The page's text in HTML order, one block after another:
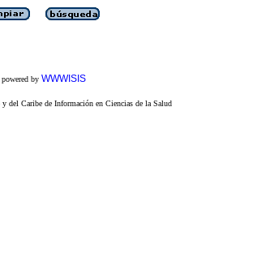
powered by WWWISIS
del Caribe de Información en Ciencias de la Salud